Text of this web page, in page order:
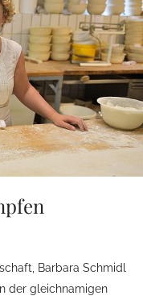
Barbara Schmidl
der gleichnamigen